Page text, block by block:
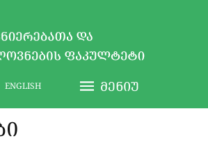
ENGLISH ᲛᲔᲜᲘᲣ